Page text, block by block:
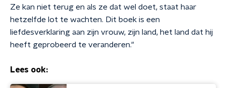
Ze kan niet terug en als ze dat wel doet, staat haar
hetzelfde lot te wachten. Dit boek is een
liefdesverklaring aan zijn vrouw, zijn land, het land dat hij
heeft geprobeerd te veranderen."
Lees ook: